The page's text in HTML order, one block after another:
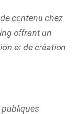
contenu chez
offrant un
et de création
publiques